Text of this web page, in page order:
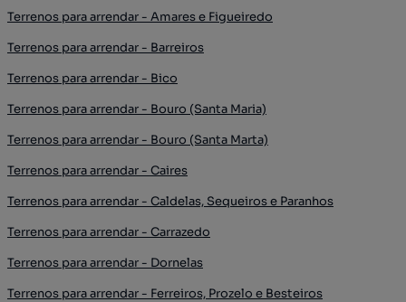
Terrenos para arrendar - Amares e Figueiredo
Terrenos para arrendar - Barreiros
Terrenos para arrendar - Bico
Terrenos para arrendar - Bouro (Santa Maria)
Terrenos para arrendar - Bouro (Santa Marta)
Terrenos para arrendar - Caires
Terrenos para arrendar - Caldelas, Sequeiros e Paranhos
Terrenos para arrendar - Carrazedo
Terrenos para arrendar - Dornelas
Terrenos para arrendar - Ferreiros, Prozelo e Besteiros